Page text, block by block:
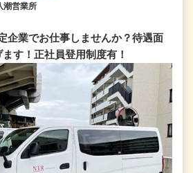
営業所
企業でお仕事しませんか？待遇面
す！正社員登用制度有！